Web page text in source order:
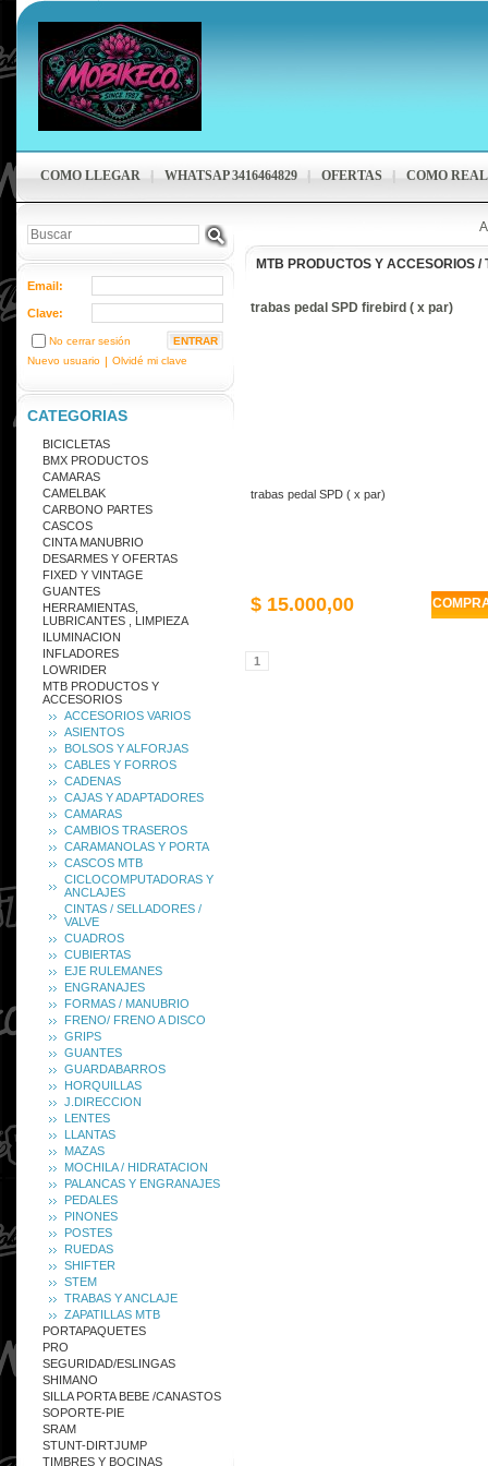
COMO LLEGAR WHATSAP 3416464829 OFERTAS COMO
Email:
Clave:
No cerrar sesión
Nuevo usuario | Olvidé mi clave
CATEGORIAS
BICICLETAS
BMX PRODUCTOS
CAMARAS
CAMELBAK
CARBONO PARTES
CASCOS
CINTA MANUBRIO
DESARMES Y OFERTAS
FIXED Y VINTAGE
GUANTES
HERRAMIENTAS,
LUBRICANTES , LIMPIEZA
ILUMINACION
INFLADORES
LOWRIDER
MTB PRODUCTOS Y
ACCESORIOS
ACCESORIOS VARIOS
ASIENTOS
BOLSOS Y ALFORJAS
CABLES Y FORROS
CADENAS
CAJAS Y ADAPTADORES
CAMARAS
CAMBIOS TRASEROS
CARAMANOLAS Y PORTA
CASCOS MTB
CICLOCOMPUTADORAS Y
ANCLAJES
CINTAS / SELLADORES /
VALVE
CUADROS
CUBIERTAS
EJE RULEMANES
ENGRANAJES
FORMAS / MANUBRIO
FRENO/ FRENO A DISCO
GRIPS
GUANTES
GUARDABARROS
HORQUILLAS
J.DIRECCION
LENTES
LLANTAS
MAZAS
MOCHILA / HIDRATACION
PALANCAS Y ENGRANAJES
PEDALES
PINONES
POSTES
RUEDAS
SHIFTER
STEM
TRABAS Y ANCLAJE
ZAPATILLAS MTB
PORTAPAQUETES
PRO
SEGURIDAD/ESLINGAS
SHIMANO
SILLA PORTA BEBE /CANASTOS
SOPORTE-PIE
SRAM
STUNT-DIRTJUMP
TIMBRES Y BOCINAS
MTB PRODUCTOS Y ACCESORIOS /
trabas pedal SPD firebird ( x par)
trabas pedal SPD ( x par)
$ 15.000,00
1